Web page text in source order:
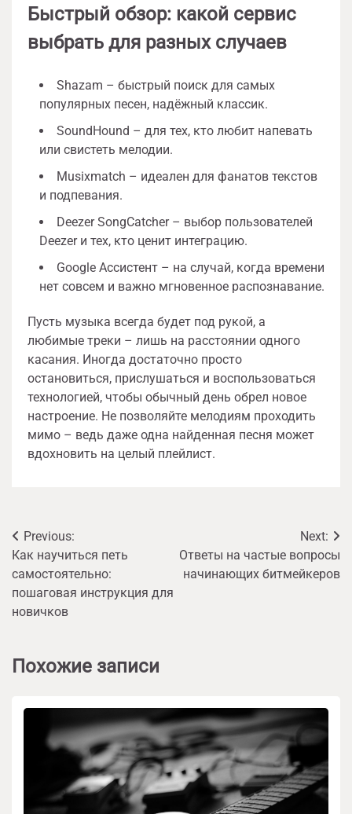
Быстрый обзор: какой сервис
выбрать для разных случаев
Shazam – быстрый поиск для самых
популярных песен, надёжный классик.
SoundHound – для тех, кто любит напевать
или свистеть мелодии.
Musixmatch – идеален для фанатов текстов
и подпевания.
Deezer SongCatcher – выбор пользователей
Deezer и тех, кто ценит интеграцию.
Google Ассистент – на случай, когда времени
нет совсем и важно мгновенное распознавание.
Пусть музыка всегда будет под рукой, а
любимые треки – лишь на расстоянии одного
касания. Иногда достаточно просто
остановиться, прислушаться и воспользоваться
технологией, чтобы обычный день обрел новое
настроение. Не позволяйте мелодиям проходить
мимо – ведь даже одна найденная песня может
вдохновить на целый плейлист.
Навигация
по
записям
Previous:
Как научиться петь
самостоятельно:
пошаговая инструкция для
новичков
Next:
Ответы на частые вопросы
начинающих битмейкеров
Похожие записи